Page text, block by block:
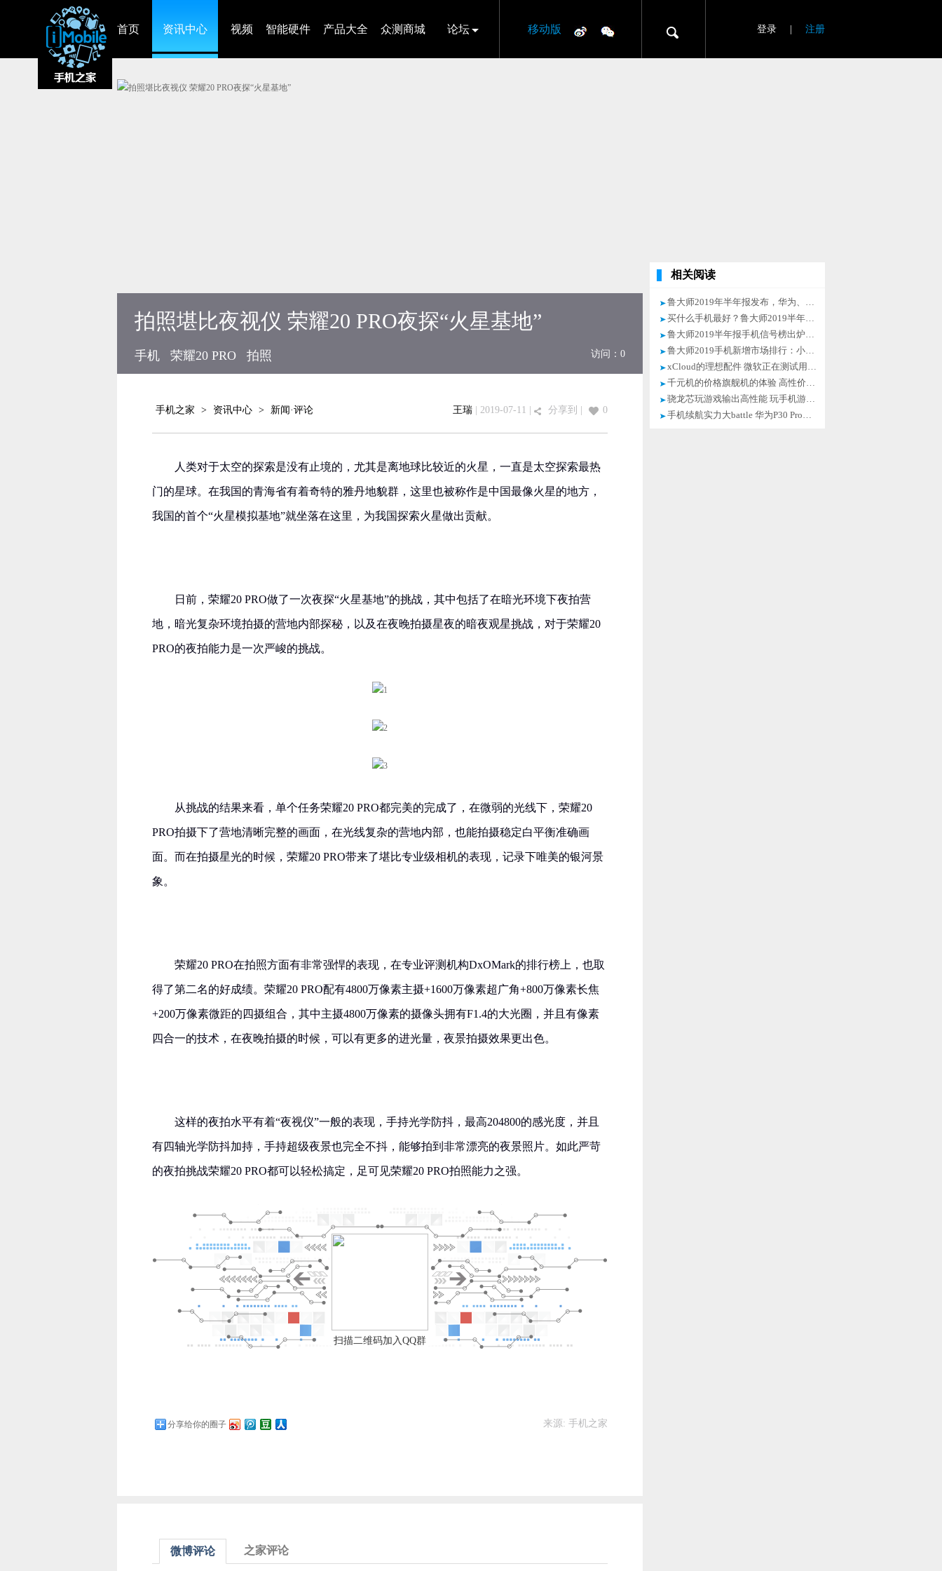
首页 资讯中心 视频 智能硬件 产品大全 众测商城 论坛 移动版 登录 注册
拍照堪比夜视仪 荣耀20 PRO夜探“火星基地”
手机 荣耀20 PRO 拍照 访问： 0
手机之家 > 资讯中心 > 新闻·评论 王瑞 | 2019-07-11 | 分享到 0
人类对于太空的探索是没有止境的，尤其是离地球比较近的火星，一直是太空探索最热
门的星球。在我国的青海省有着奇特的雅丹地貌群，这里也被称作是中国最像火星的地方，
我国的首个“火星模拟基地”就坐落在这里，为我国探索火星做出贡献。
日前，荣耀20 PRO做了一次夜探“火星基地”的挑战，其中包括了在暗光环境下夜拍营
地，暗光复杂环境拍摄的营地内部探秘，以及在夜晚拍摄星夜的暗夜观星挑战，对于荣耀20
PRO的夜拍能力是一次严峻的挑战。
从挑战的结果来看，单个任务荣耀20 PRO都完美的完成了，在微弱的光线下，荣耀20
PRO拍摄下了营地清晰完整的画面，在光线复杂的营地内部，也能拍摄稳定白平衡准确画
面。而在拍摄星光的时候，荣耀20 PRO带来了堪比专业级相机的表现，记录下唯美的银河景
象。
荣耀20 PRO在拍照方面有非常强悍的表现，在专业评测机构DxOMark的排行榜上，也取
得了第二名的好成绩。荣耀20 PRO配有4800万像素主摄+1600万像素超广角+800万像素长焦
+200万像素微距的四摄组合，其中主摄4800万像素的摄像头拥有F1.4的大光圈，并且有像素
四合一的技术，在夜晚拍摄的时候，可以有更多的进光量，夜景拍摄效果更出色。
这样的夜拍水平有着“夜视仪”一般的表现，手持光学防抖，最高204800的感光度，并且
有四轴光学防抖加持，手持超级夜景也完全不抖，能够拍到非常漂亮的夜景照片。如此严苛
的夜拍挑战荣耀20 PRO都可以轻松搞定，足可见荣耀20 PRO拍照能力之强。
扫描二维码加入QQ群
分享给你的圈子 来源: 手机之家
微博评论 之家评论
相关阅读
鲁大师2019年半年报发布，华为、三星瓜分四成安卓手机市场！
买什么手机最好？鲁大师2019半年报告诉你！
鲁大师2019半年报手机信号榜出炉， 小米9夺冠！
鲁大师2019手机新增市场排行：小米被OV挤压
xCloud的理想配件 微软正在测试用于手机的原型Xbox控制器
千元机的价格旗舰机的体验 高性价比手机推荐
骁龙芯玩游戏输出高性能 玩手机游戏拒绝发热卡顿
手机续航实力大battle 华为P30 Pro超大电池稳操胜券